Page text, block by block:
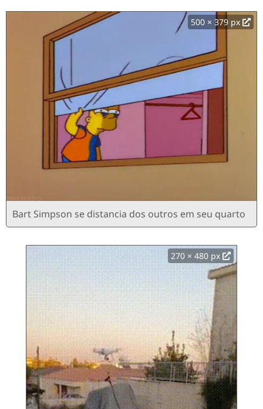
500 × 379 px
Bart Simpson se distancia dos outros em seu quarto
270 × 480 px